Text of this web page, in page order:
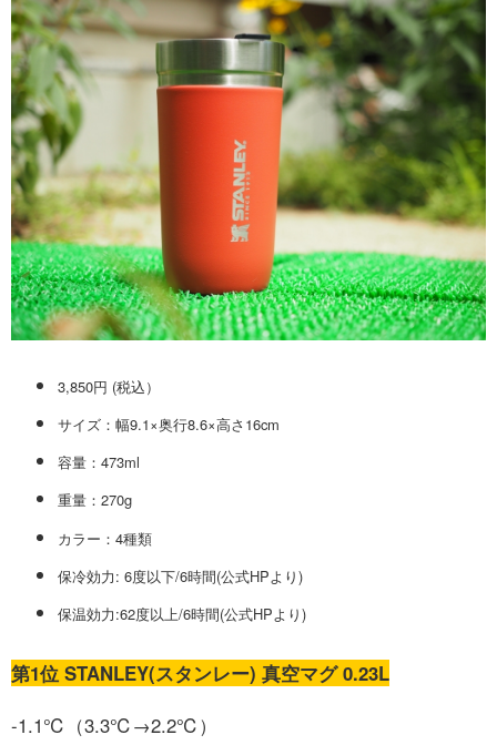
3,850円 (税込）
サイズ：幅9.1×奥行8.6×高さ16cm
容量：473ml
重量：270g
カラー：4種類
保冷効力: 6度以下/6時間(公式HPより)
保温効力:62度以上/6時間(公式HPより)
第1位 STANLEY(スタンレー) 真空マグ 0.23L
-1.1℃（3.3℃→2.2℃）